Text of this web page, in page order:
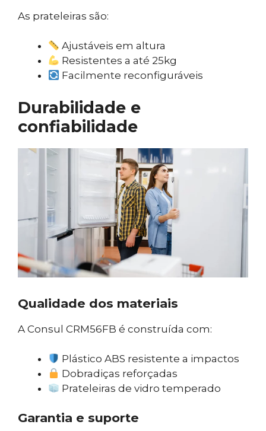
As prateleiras são:
Ajustáveis em altura
Resistentes a até 25kg
Facilmente reconfiguráveis
Durabilidade e
confiabilidade
Qualidade dos materiais
A Consul CRM56FB é construída com:
Plástico ABS resistente a impactos
Dobradiças reforçadas
Prateleiras de vidro temperado
Garantia e suporte